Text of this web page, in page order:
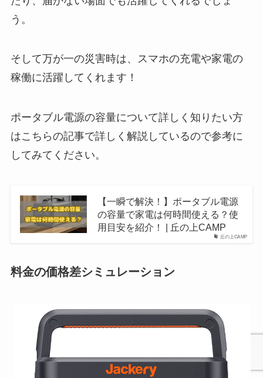
う。
そして万が一の災害時は、スマホの充電や家電の
稼働に活躍してくれます！
ポータブル電源の容量について詳しく知りたい方
はこちらの記事で詳しく解説しているので参考に
してみてください。
丘の上CAMP
【一瞬で解決！】ポータブル電源
の容量で家電は何時間使える？使
用目安を紹介！ | 丘の上CAMP
料金の価格差シミュレーション